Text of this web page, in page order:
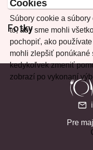
Fotky
Cookies
Súbory cookie a
to, aby sme mohli
pochopiť, ako
mohli zlepšiť ponúkané
kedykoľvek zmeniť
zobrazí po vykonaní
Pre